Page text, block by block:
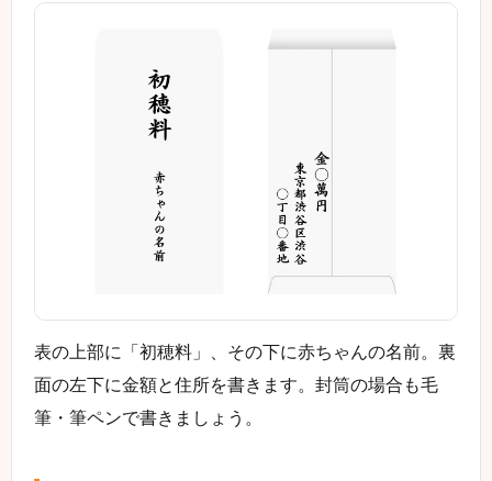
表の上部に「初穂料」、その下に赤ちゃんの名前。裏
面の左下に金額と住所を書きます。封筒の場合も毛
筆・筆ペンで書きましょう。